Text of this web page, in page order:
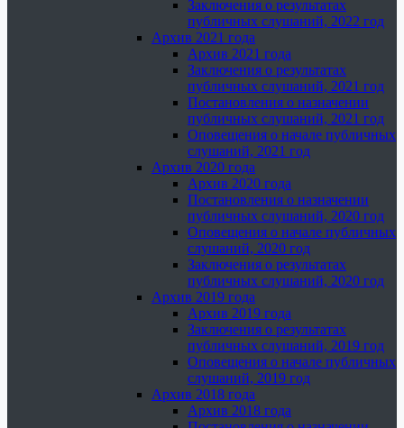
Заключения о результатах
публичных слушаний, 2022 год
Архив 2021 года
Архив 2021 года
Заключения о результатах
публичных слушаний, 2021 год
Постановления о назначении
публичных слушаний, 2021 год
Оповещения о начале публичных
слушаний, 2021 год
Архив 2020 года
Архив 2020 года
Постановления о назначении
публичных слушаний, 2020 год
Оповещения о начале публичных
слушаний, 2020 год
Заключения о результатах
публичных слушаний, 2020 год
Архив 2019 года
Архив 2019 года
Заключения о результатах
публичных слушаний, 2019 год
Оповещения о начале публичных
слушаний, 2019 год
Архив 2018 года
Архив 2018 года